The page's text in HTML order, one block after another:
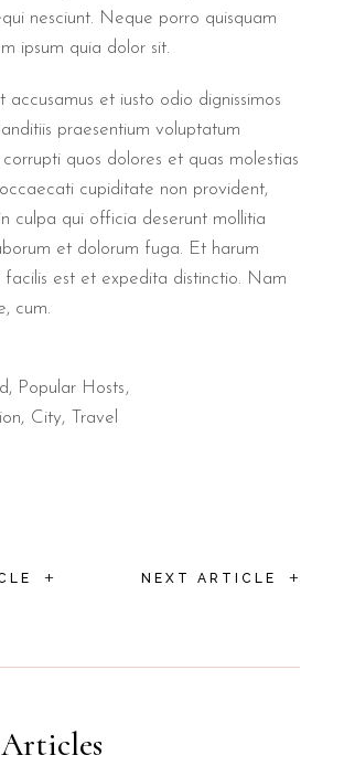
nesciunt. Neque porro quisquam
ipsum quia dolor sit.
et iusto odio dignissimos
praesentium voluptatum
quos dolores et quas molestias
cupiditate non provident,
culpa qui officia deserunt mollitia
et dolorum fuga. Et harum
facilis est et expedita distinctio. Nam
cum.
, Popular Hosts
City Travel
+ NEXT ARTICLE +